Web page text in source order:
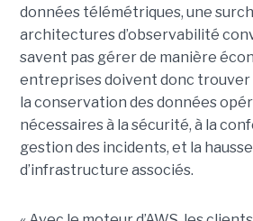
données télémétriques, une
architectures d’observabilité
savent pas gérer de manière
entreprises doivent donc trouver
la conservation des données
nécessaires à la sécurité, à la
gestion des incidents, et la
d’infrastructure associés.